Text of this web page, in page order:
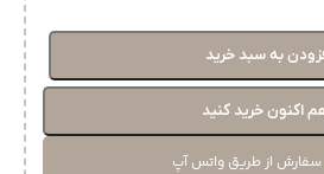
به سبد خرید
اکنون خرید کنید
سفارش از طریق واتس آپ